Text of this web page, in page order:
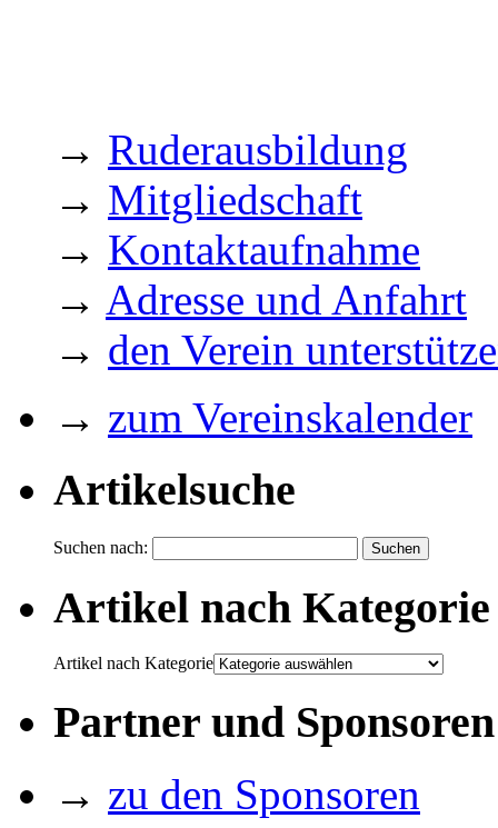
→ Ruderausbildung
→ Mitgliedschaft
→ Kontaktaufnahme
→ Adresse und Anfahrt
→ den Verein
→ zum Vereinskalender
Artikelsuche
Suchen nach:
Artikel nach Kategorie
Artikel nach Kategorie
Partner und Sponsoren
→ zu den Sponsoren